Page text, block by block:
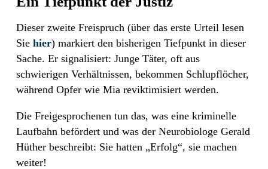
Dieser zweite Freispruch (über das erste Urteil lesen
Sie hier) markiert den bisherigen Tiefpunkt in dieser
Sache. Er signalisiert: Junge Täter, oft aus
schwierigen Verhältnissen, bekommen Schlupflöcher,
während Opfer wie Mia reviktimisiert werden.
Die Freigesprochenen tun das, was eine kriminelle
Laufbahn befördert und was der Neurobiologe Gerald
Hüther beschreibt: Sie hatten „Erfolg“, sie machen
weiter!